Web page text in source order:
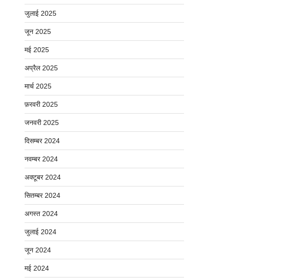
जुलाई 2025
जून 2025
मई 2025
अप्रैल 2025
मार्च 2025
फ़रवरी 2025
जनवरी 2025
दिसम्बर 2024
नवम्बर 2024
अक्टूबर 2024
सितम्बर 2024
अगस्त 2024
जुलाई 2024
जून 2024
मई 2024